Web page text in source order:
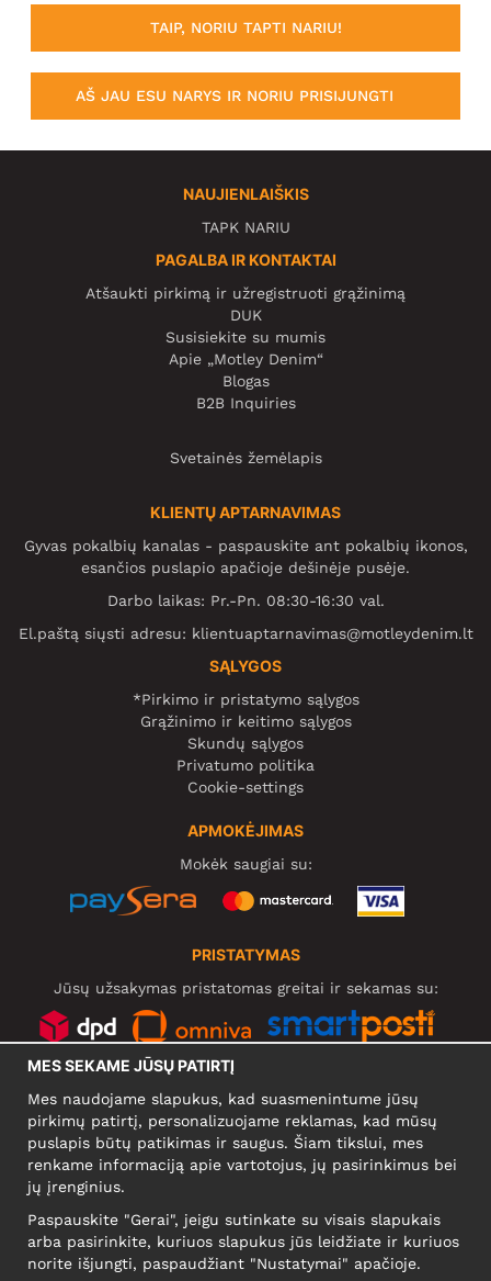
TAIP, NORIU TAPTI NARIU!
AŠ JAU ESU NARYS IR NORIU PRISIJUNGTI
NAUJIENLAIŠKIS
TAPK NARIU
PAGALBA IR KONTAKTAI
Atšaukti pirkimą ir užregistruoti grąžinimą
DUK
Susisiekite su mumis
Apie „Motley Denim“
Blogas
B2B Inquiries
Svetainės žemėlapis
KLIENTŲ APTARNAVIMAS
Gyvas pokalbių kanalas - paspauskite ant pokalbių ikonos,
esančios puslapio apačioje dešinėje pusėje.
Darbo laikas: Pr.-Pn. 08:30-16:30 val.
El.paštą siųsti adresu: klientuaptarnavimas@motleydenim.lt
SĄLYGOS
*Pirkimo ir pristatymo sąlygos
Grąžinimo ir keitimo sąlygos
Skundų sąlygos
Privatumo politika
Cookie-settings
APMOKĖJIMAS
Mokėk saugiai su:
PRISTATYMAS
Jūsų užsakymas pristatomas greitai ir sekamas su:
KOMPANIJA
Narva mnt 5, EE-10117 Tallinn
Reg: 12356245
MES SEKAME JŪSŲ PATIRTĮ
Mes naudojame slapukus, kad suasmenintume jūsų
pirkimų patirtį, personalizuojame reklamas, kad mūsų
puslapis būtų patikimas ir saugus. Šiam tikslui, mes
renkame informaciją apie vartotojus, jų pasirinkimus bei
jų įrenginius.
Paspauskite "Gerai", jeigu sutinkate su visais slapukais
arba pasirinkite, kuriuos slapukus jūs leidžiate ir kuriuos
norite išjungti, paspaudžiant "Nustatymai" apačioje.